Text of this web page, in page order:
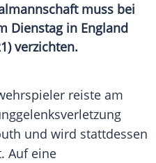
muss bei
Dienstag in England
verzichten.
reiste am
und wird stattdessen
Auf eine